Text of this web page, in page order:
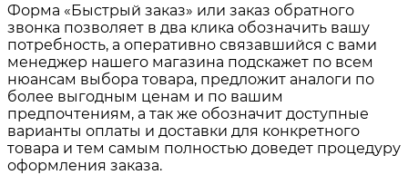
Форма «Быстрый заказ» или заказ обратного
звонка позволяет в два клика обозначить вашу
потребность, а оперативно связавшийся с вами
менеджер нашего магазина подскажет по всем
нюансам выбора товара, предложит аналоги по
более выгодным ценам и по вашим
предпочтениям, а так же обозначит доступные
варианты оплаты и доставки для конкретного
товара и тем самым полностью доведет процедуру
оформления заказа.